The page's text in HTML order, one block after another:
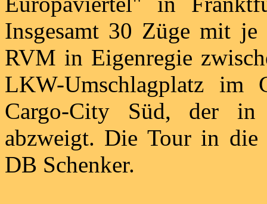
Insgesamt 30 Züge mit je
RVM in Eigenregie
LKW-Umschlagplatz im
Cargo-City Süd, der
abzweigt. Die Tour in
DB Schenker.